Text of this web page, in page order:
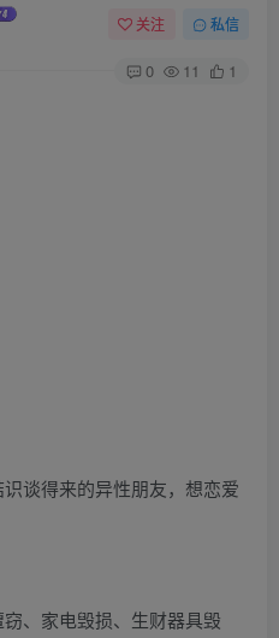
关注 私信
0 11 1
谈得来的异性朋友，想恋爱
、家电毁损、生财器具毁